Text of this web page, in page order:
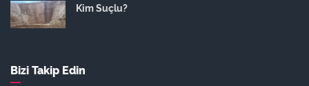
Kim Suçlu?
Bizi Takip Edin